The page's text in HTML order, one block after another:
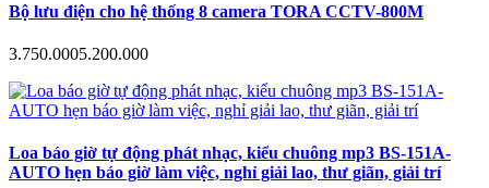
Bộ lưu điện cho hệ thống 8 camera TORA CCTV-800M
3.750.0005.200.000
Loa báo giờ tự động phát nhạc, kiểu chuông mp3 BS-151A-
AUTO hẹn báo giờ làm việc, nghỉ giải lao, thư giãn, giải trí